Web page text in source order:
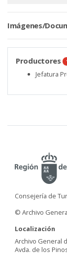
Imágenes/
Productores
Jefatura
Consejería de
© Archivo
Localización
Archivo General
Avda. de los